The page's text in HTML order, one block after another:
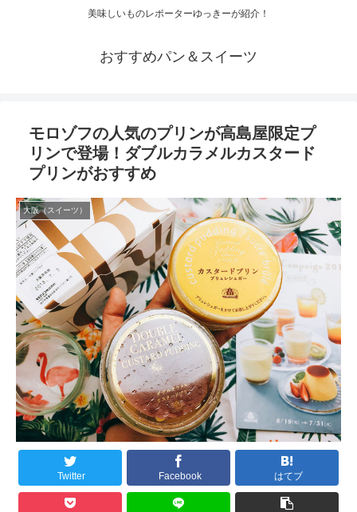
美味しいものレポーターゆっきーが紹介！
おすすめパン＆スイーツ
モロゾフの人気のプリンが高島屋限定プ
リンで登場！ダブルカラメルカスタード
プリンがおすすめ
大阪（スイーツ）
Twitter Facebook はてブ